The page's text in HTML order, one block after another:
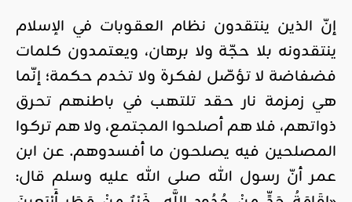
إنّ الذين ينتقدون نظام العقوبات في الإسلام
ينتقدونه بلا حجّة ولا برهان، ويعتمدون كلمات
فضفاضة لا تؤصّل لفكرة ولا تخدم حكمة؛ إنّما
هي زمزمة نار حقد تلتهب في باطنهم تحرق
ذواتهم، فلا هم أصلحوا المجتمع، ولا هم تركوا
المصلحين فيه يصلحون ما أفسدوهم. عن ابن
عمر أنّ رسول الله صلى الله عليه وسلم قال: